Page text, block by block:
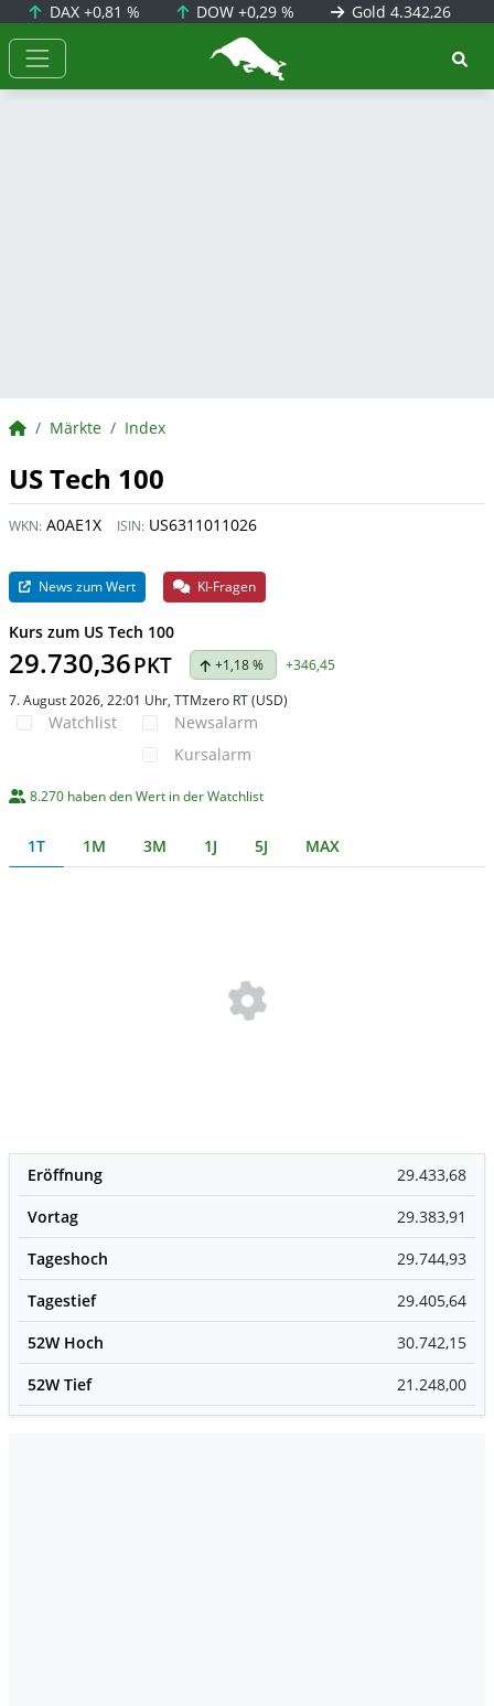
DAX +0,81 % DOW+0,29 % Gold 4.342,26
BörsenNEWS.de
BörsenNEWS.de
Märkte Index
US Tech 100
WKN: A0AE1X ISIN: US6311011026
News zum Wert KI-Fragen
Kurs zum US Tech 100
29.730,36PKT +1,18 %
+346,45
7. August 2026, 22:01 Uhr, TTMzero RT (USD)
Watchlist
Newsalarm
Kursalarm
8.270 haben den Wert in der Watchlist
1T 1M 3M 1J 5J MAX
Eröffnung
29.433,68
Vortag
29.383,91
Tageshoch
29.744,93
Tagestief
29.405,64
52W Hoch
30.742,15
52W Tief
21.248,00